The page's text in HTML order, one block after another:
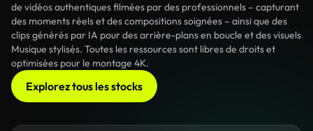
de vidéos authentiques filmées par des professionnels – capturant
des moments réels et des compositions soignées – ainsi que des
clips générés par IA pour des arrière-plans en boucle et des visuels
Musique stylisés. Toutes les ressources sont libres de droits et
optimisées pour le montage 4K.
Explorez tous les stocks